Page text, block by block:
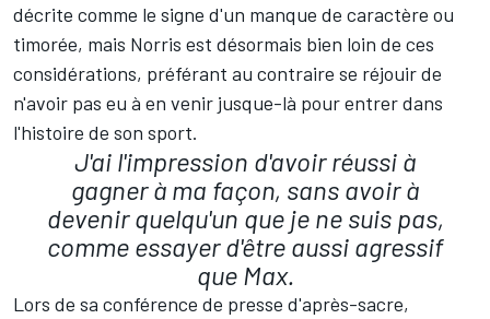
décrite comme le signe d'un manque de caractère ou
timorée, mais Norris est désormais bien loin de ces
considérations, préférant au contraire se réjouir de
n'avoir pas eu à en venir jusque-là pour entrer dans
l'histoire de son sport.
J'ai l'impression d'avoir réussi à
gagner à ma façon, sans avoir à
devenir quelqu'un que je ne suis pas,
comme essayer d'être aussi agressif
que Max.
Lors de sa conférence de presse d'après-sacre,